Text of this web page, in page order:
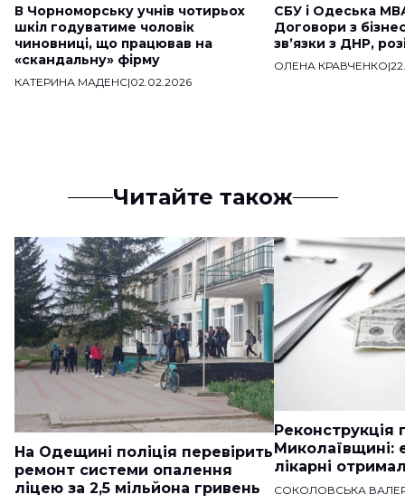
В Чорноморську учнів чотирьох
шкіл годуватиме чоловік
чиновниці, що працював на
«скандальну» фірму
КАТЕРИНА МАДЕНС|02.02.2026
СБУ і Одеська
Договори з
звʼязки з ДНР,
ОЛЕНА КРАВЧЕНКО|
Читайте також
На Одещині поліція перевірить
ремонт системи опалення
ліцею за 2,5 мільйона гривень
Реконструкція
Миколаївщині:
лікарні
СОКОЛОВСЬКА